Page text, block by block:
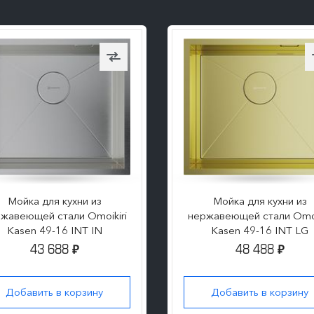
Мойка для кухни из
стали Omoikiri
Kasen 49-16 INT IN
43 688 ₽
Добавить в корзину
Мойка для кухни из
нержавеющей стали
Kasen 49-16 INT LG
48 488 ₽
Добавить в корзину